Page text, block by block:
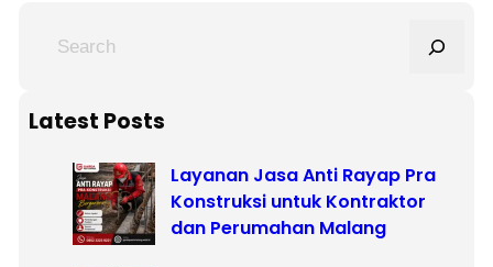
rLatest Posts
Layanan Jasa Anti Rayap Pra
Konstruksi untuk Kontraktor
dan Perumahan Malang